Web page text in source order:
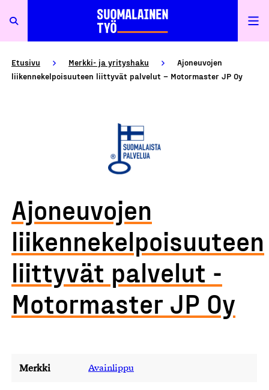
Etusivu Merkki- ja yrityshaku
Ajoneuvojen
liikennekelpoisuuteen liittyvät palvelut – Motormaster JP Oy
Ajoneuvojen
liikennekelpoisuuteen
liittyvät palvelut -
Motormaster JP Oy
Merkki Avainlippu